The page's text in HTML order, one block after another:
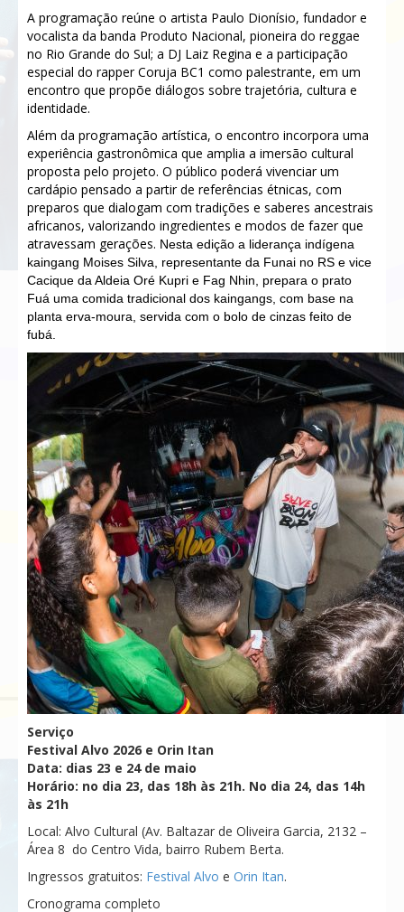
A programação reúne o artista Paulo Dionísio, fundador e
vocalista da banda Produto Nacional, pioneira do reggae
no Rio Grande do Sul; a DJ Laiz Regina e a participação
especial do rapper Coruja BC1 como palestrante, em um
encontro que propõe diálogos sobre trajetória, cultura e
identidade.
Além da programação artística, o encontro incorpora uma
experiência gastronômica que amplia a imersão cultural
proposta pelo projeto. O público poderá vivenciar um
cardápio pensado a partir de referências étnicas, com
preparos que dialogam com tradições e saberes ancestrais
africanos, valorizando ingredientes e modos de fazer que
atravessam gerações. Nesta edição a liderança indígena
kaingang Moises Silva, representante da Funai no RS e vice
Cacique da Aldeia Oré Kupri e Fag Nhin, prepara o prato
Fuá uma comida tradicional dos kaingangs, com base na
planta erva-moura, servida com o bolo de cinzas feito de
fubá.
Serviço
Festival Alvo 2026 e Orin Itan
Data: dias 23 e 24 de maio
Horário: no dia 23, das 18h às 21h. No dia 24, das 14h
às 21h
Local: Alvo Cultural (Av. Baltazar de Oliveira Garcia, 2132 –
Área 8 do Centro Vida, bairro Rubem Berta.
Ingressos gratuitos: Festival Alvo e Orin Itan.
Cronograma completo